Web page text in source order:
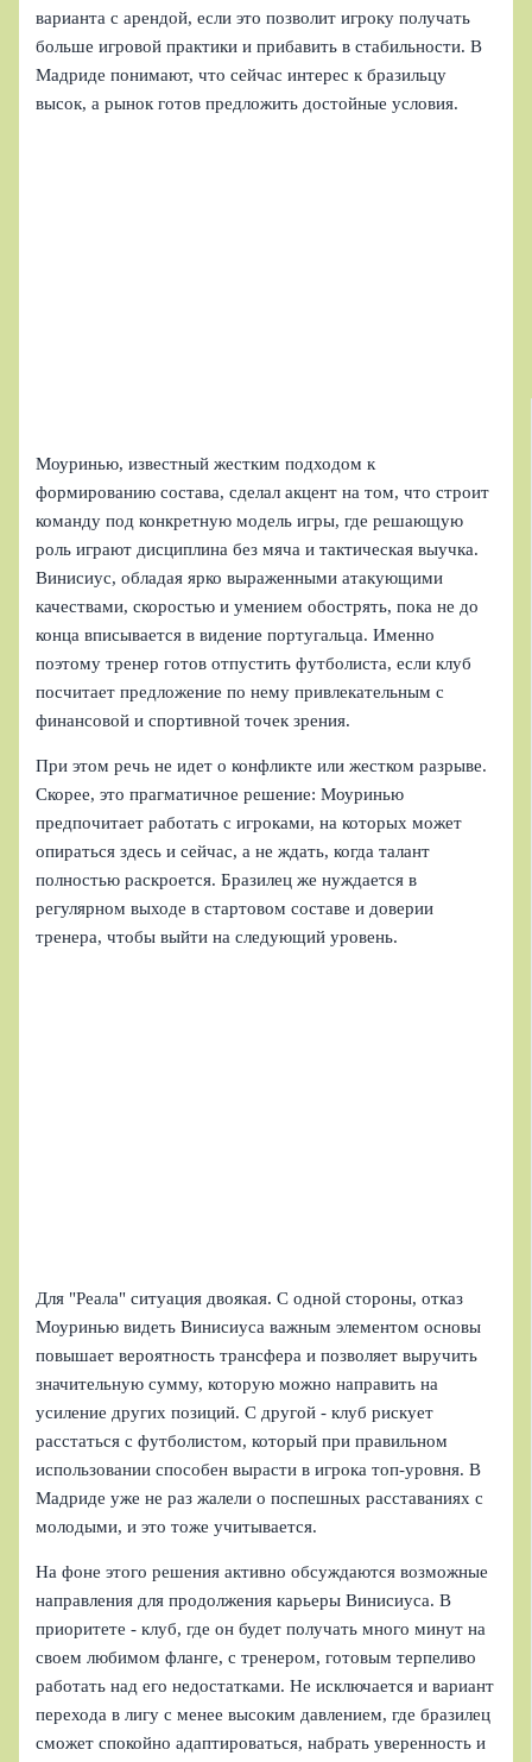
варианта с арендой, если это позволит игроку получать
больше игровой практики и прибавить в стабильности. В
Мадриде понимают, что сейчас интерес к бразильцу
высок, а рынок готов предложить достойные условия.
Моуринью, известный жестким подходом к
формированию состава, сделал акцент на том, что строит
команду под конкретную модель игры, где решающую
роль играют дисциплина без мяча и тактическая выучка.
Винисиус, обладая ярко выраженными атакующими
качествами, скоростью и умением обострять, пока не до
конца вписывается в видение португальца. Именно
поэтому тренер готов отпустить футболиста, если клуб
посчитает предложение по нему привлекательным с
финансовой и спортивной точек зрения.
При этом речь не идет о конфликте или жестком разрыве.
Скорее, это прагматичное решение: Моуринью
предпочитает работать с игроками, на которых может
опираться здесь и сейчас, а не ждать, когда талант
полностью раскроется. Бразилец же нуждается в
регулярном выходе в стартовом составе и доверии
тренера, чтобы выйти на следующий уровень.
Для "Реала" ситуация двоякая. С одной стороны, отказ
Моуринью видеть Винисиуса важным элементом основы
повышает вероятность трансфера и позволяет выручить
значительную сумму, которую можно направить на
усиление других позиций. С другой - клуб рискует
расстаться с футболистом, который при правильном
использовании способен вырасти в игрока топ-уровня. В
Мадриде уже не раз жалели о поспешных расставаниях с
молодыми, и это тоже учитывается.
На фоне этого решения активно обсуждаются возможные
направления для продолжения карьеры Винисиуса. В
приоритете - клуб, где он будет получать много минут на
своем любимом фланге, с тренером, готовым терпеливо
работать над его недостатками. Не исключается и вариант
перехода в лигу с менее высоким давлением, где бразилец
сможет спокойно адаптироваться, набрать уверенность и